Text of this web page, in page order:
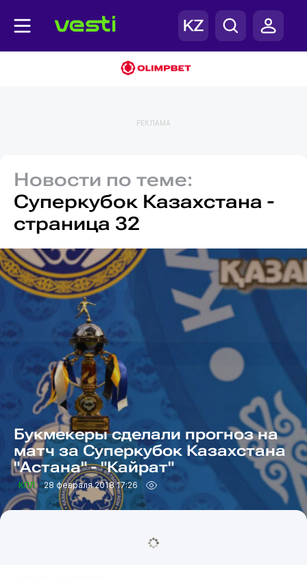
РЕКЛАМА
Новости по теме:
Суперкубок Казахстана -
страница 32
Букмекеры сделали прогноз на
матч за Суперкубок Казахстана
"Астана" - "Кайрат"
КПЛ 28 февраля 2018 17:26